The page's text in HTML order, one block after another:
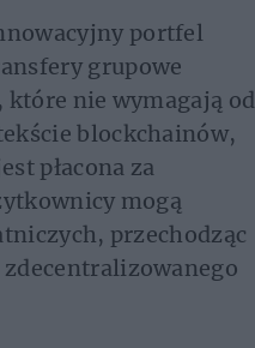
portfel
grupowe
nie wymagają od
blockchainów,
płacona za
mogą
przechodząc